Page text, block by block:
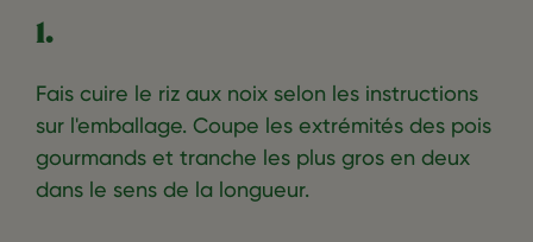
1.
Fais cuire le riz aux noix selon les instructions
sur l'emballage. Coupe les extrémités des pois
gourmands et tranche les plus gros en deux
dans le sens de la longueur.